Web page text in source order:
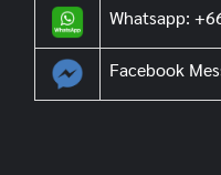
Whatsapp:
Facebook